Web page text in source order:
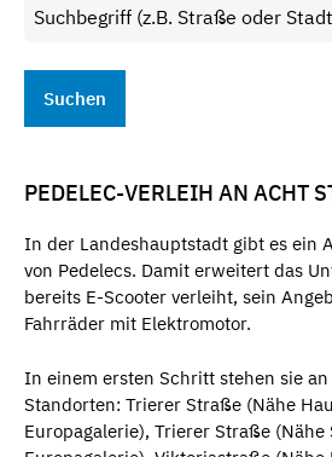
PEDELEC-VERLEIH AN ACHT
In der Landeshauptstadt gibt es ein
von Pedelecs. Damit erweitert das
bereits E-Scooter verleiht, sein
Fahrräder mit Elektromotor.
In einem ersten Schritt stehen sie
Standorten: Trierer Straße (Nähe
Europagalerie), Trierer Straße (Nähe